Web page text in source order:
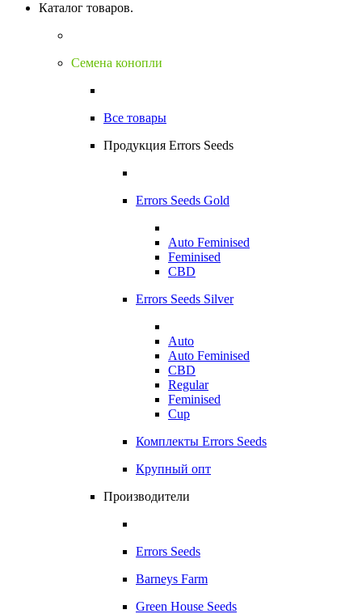
Каталог товаров.
Семена конопли
Все товары
Продукция Errors Seeds
Errors Seeds Gold
Auto Feminised
Feminised
CBD
Errors Seeds Silver
Auto
Auto Feminised
CBD
Regular
Feminised
Cup
Комплекты Errors Seeds
Крупный опт
Производители
Errors Seeds
Barneys Farm
Green House Seeds